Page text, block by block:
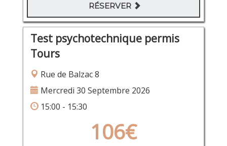
RÉSERVER
Test psychotechnique permis
Tours
Rue de Balzac 8
Mercredi 30 Septembre 2026
15:00 - 15:30
106€